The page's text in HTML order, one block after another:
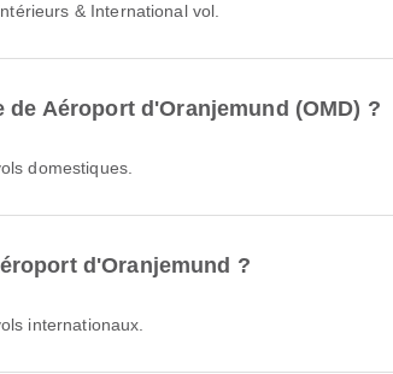
& International vol.
Aéroport d'Oranjemund (OMD) ?
domestiques.
d'Oranjemund ?
internationaux.